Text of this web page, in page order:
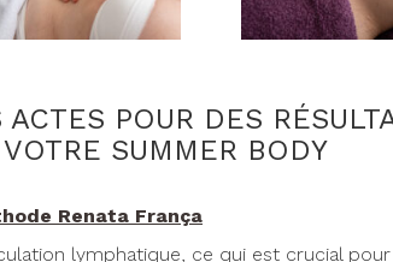
POUR DES
SUMMER BODY
Renata França
lymphatique, ce qui est crucial pour